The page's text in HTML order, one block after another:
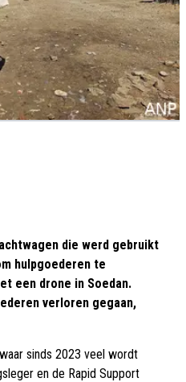
die werd gebruikt
hulpgoederen te
een drone in Soedan.
verloren gegaan,
sinds 2023 veel wordt
en de Rapid Support